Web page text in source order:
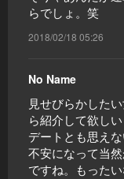
らでしょ。笑
2018/02/18 05:26
No Name
見せびらかした
ら紹介して欲し
デートとも思え
不安になって当
ですね。もったい